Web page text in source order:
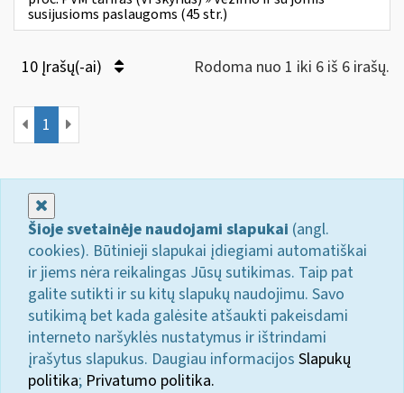
susijusioms paslaugoms (45 str.)
10 Įrašų(-ai) Rodoma nuo 1 iki 6 iš 6 irašų.
1
Šioje svetainėje naudojami slapukai (angl.
cookies). Būtinieji slapukai įdiegiami automatiškai
ir jiems nėra reikalingas Jūsų sutikimas. Taip pat
galite sutikti ir su kitų slapukų naudojimu. Savo
sutikimą bet kada galėsite atšaukti pakeisdami
interneto naršyklės nustatymus ir ištrindami
įrašytus slapukus. Daugiau informacijos Slapukų
politika; Privatumo politika.